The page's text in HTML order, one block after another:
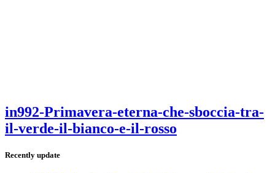
in992-Primavera-eterna-che-sboccia-tra-
il-verde-il-bianco-e-il-rosso
Recently update